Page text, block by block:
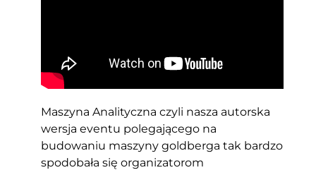
Maszyna Analityczna czyli nasza autorska
wersja eventu polegającego na
budowaniu maszyny goldberga tak bardzo
spodobała się organizatorom